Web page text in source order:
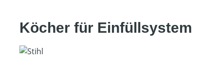
Köcher für Einfüllsystem